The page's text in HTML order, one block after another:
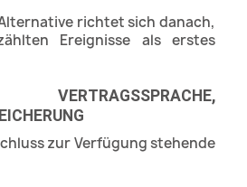
richtet sich danach,
Ereignisse als erstes
zur Verfügung stehende